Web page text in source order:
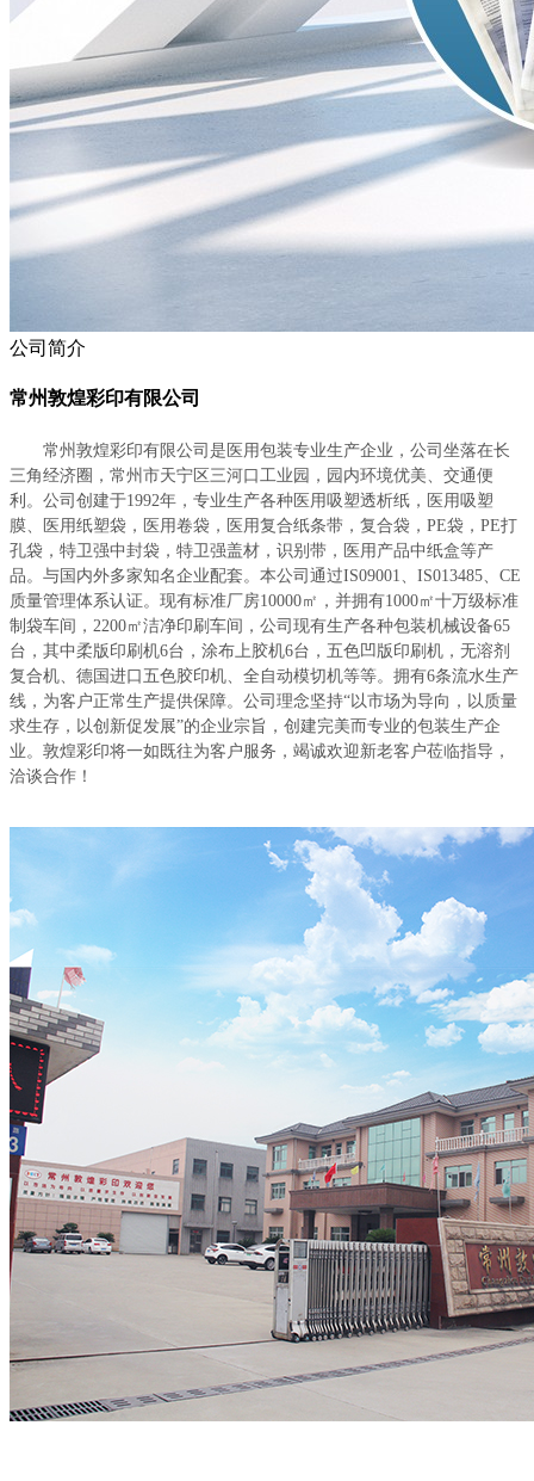
公司简介
常州敦煌彩印有限公司
常州敦煌彩印有限公司是医用包装专业生产企业，公司坐落在长
三角经济圈，常州市天宁区三河口工业园，园内环境优美、交通便
利。公司创建于1992年，专业生产各种医用吸塑透析纸，医用吸塑
膜、医用纸塑袋，医用卷袋，医用复合纸条带，复合袋，PE袋，PE打
孔袋，特卫强中封袋，特卫强盖材，识别带，医用产品中纸盒等产
品。与国内外多家知名企业配套。本公司通过IS09001、 IS013485、 CE
质量管理体系认证。现有标准厂房10000㎡ ，并拥有1000㎡十万级标准
制袋车间，2200㎡洁净印刷车间，公司现有生产各种包装机械设备65
台，其中柔版印刷机6台，涂布上胶机6台，五色凹版印刷机，无溶剂
复合机、德国进口五色胶印机、全自动模切机等等。拥有6条流水生产
线，为客户正常生产提供保障。公司理念坚持“以市场为导向，以质量
求生存，以创新促发展”的企业宗旨，创建完美而专业的包装生产企
业。敦煌彩印将一如既往为客户服务，竭诚欢迎新老客户莅临指导，
洽谈合作！